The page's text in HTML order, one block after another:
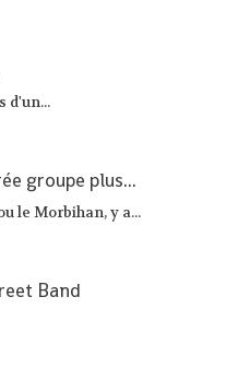
d'un...
groupe plus...
le Morbihan, y a...
Band